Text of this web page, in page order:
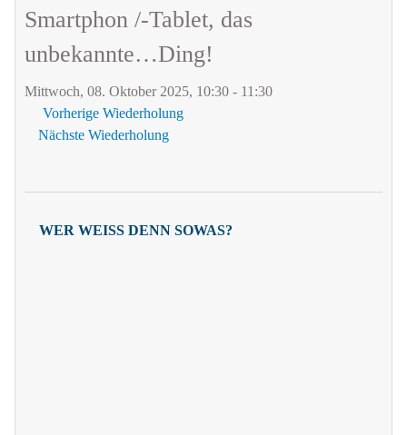
Smartphon /-Tablet, das
unbekannte…Ding!
Mittwoch, 08. Oktober 2025, 10:30 - 11:30
Vorherige Wiederholung
Nächste Wiederholung
WER WEISS DENN SOWAS?